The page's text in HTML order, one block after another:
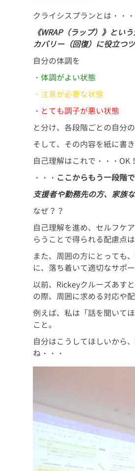
クライシスプランとは・・・
《WRAP（ラップ）》とい
カバリー（回復）に役立つツ
自分の体調を
・体調がよい状態
・注意が必要な状態
・とても調子が悪い状態
と分け、各段階ごとの自分
そして、その内容を紙に書
自己理解はこれで・・・OK
・・・ ここからもう一段階
支援者や勤務先の方、家族
なぜ？？
自己理解を進め、セルフケ
らうことで得られる配慮点
また、周囲の方にとっても
に、落ち着いて適切なサポ
以前、Rickeyクルーズあす
の際、周囲に求める対応や
例えば、私は「話を聞いて
こと。
自分はこうしてほしいから
ね・・・